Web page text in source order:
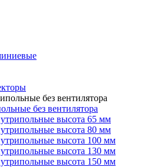
без вентилятора
высота 65 мм
высота 80 мм
высота 100 мм
высота 130 мм
высота 150 мм